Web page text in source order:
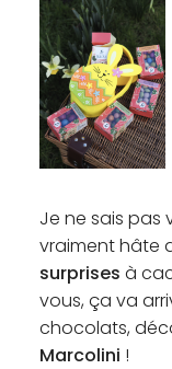
Je ne sais pas
vraiment hâte
surprises à
vous, ça va
chocolats,
Marcolini !